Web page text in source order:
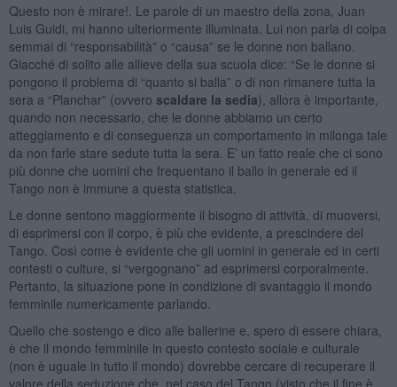
Questo non è mirare!. Le parole di un maestro della zona, Juan
Luis Guidi, mi hanno ulteriormente illuminata. Lui non parla di colpa
semmai di “responsabilità” o “causa” se le donne non ballano.
Giacché di solito alle allieve della sua scuola dice: “Se le donne si
pongono il problema di “quanto si balla” o di non rimanere tutta la
sera a “Planchar” (ovvero scaldare la sedia), allora è importante,
quando non necessario, che le donne abbiamo un certo
atteggiamento e di conseguenza un comportamento in milonga tale
da non farle stare sedute tutta la sera. E’ un fatto reale che ci sono
più donne che uomini che frequentano il ballo in generale ed il
Tango non è immune a questa statistica.
Le donne sentono maggiormente il bisogno di attività, di muoversi,
di esprimersi con il corpo, è più che evidente, a prescindere del
Tango. Così come è evidente che gli uomini in generale ed in certi
contesti o culture, si “vergognano” ad esprimersi corporalmente.
Pertanto, la situazione pone in condizione di svantaggio il mondo
femminile numericamente parlando.
Quello che sostengo e dico alle ballerine e, spero di essere chiara,
è che il mondo femminile in questo contesto sociale e culturale
(non è uguale in tutto il mondo) dovrebbe cercare di recuperare il
valore della seduzione che, nel caso del Tango (visto che il fine è